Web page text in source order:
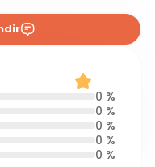
0 %
0 %
0 %
0 %
0 %